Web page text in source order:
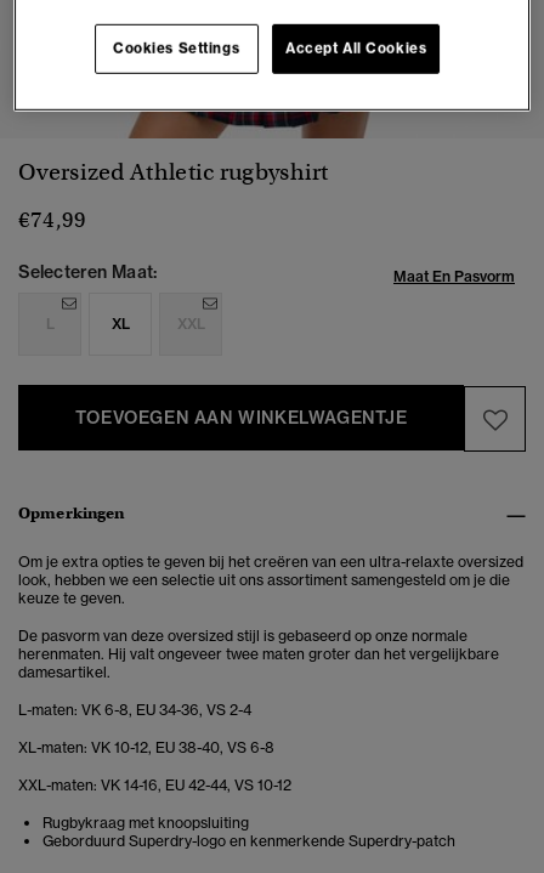
1 2 3 4 5 6 7
Oversized Athletic rugbyshirt
€74,99
Selecteren Maat: Maat En Pasvorm
L XL XXL
TOEVOEGEN AAN WINKELWAGENTJE
Opmerkingen
Om je extra opties te geven bij het creëren van een ultra-relaxte oversized
look, hebben we een selectie uit ons assortiment samengesteld om je die
keuze te geven.
De pasvorm van deze oversized stijl is gebaseerd op onze normale
herenmaten. Hij valt ongeveer twee maten groter dan het vergelijkbare
damesartikel.
L-maten: VK 6-8, EU 34-36, VS 2-4
XL-maten: VK 10-12, EU 38-40, VS 6-8
XXL-maten: VK 14-16, EU 42-44, VS 10-12
Rugbykraag met knoopsluiting
Geborduurd Superdry-logo en kenmerkende Superdry-patch
Cookies Settings Accept All Cookies